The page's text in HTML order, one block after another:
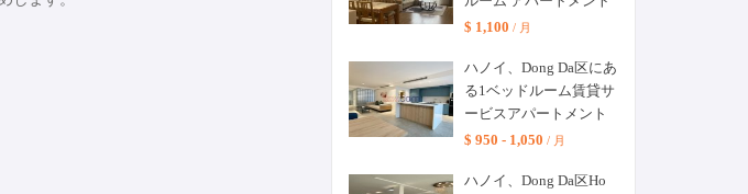
$ 1,100 / 月
ハノイ、Dong Da区にあ
る1ベッドルーム賃貸サ
ービスアパートメント
$ 950 - 1,050 / 月
ハノイ、Dong Da区Ho